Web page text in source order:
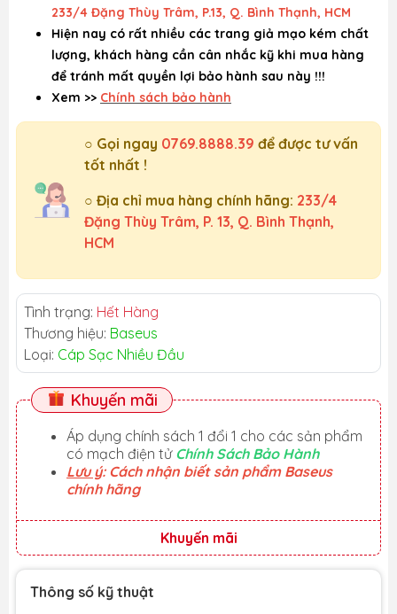
233/4 Đặng Thùy Trâm, P.13, Q. Bình Thạnh, HCM
Hiện nay có rất nhiều các trang giả mạo kém chất
lượng, khách hàng cần cân nhắc kỹ khi mua hàng
để tránh mất quyền lợi bảo hành sau này !!!
Xem >> Chính sách bảo hành
○ Gọi ngay 0769.8888.39 để được tư vấn
tốt nhất !
○ Địa chỉ mua hàng chính hãng: 233/4
Đặng Thùy Trâm, P. 13, Q. Bình Thạnh,
HCM
Tình trạng: Hết Hàng
Thương hiệu: Baseus
Loại: Cáp Sạc Nhiều Đầu
Khuyến mãi
Áp dụng chính sách 1 đổi 1 cho các sản phẩm
có mạch điện tử Chính Sách Bảo Hành
Lưu ý: Cách nhận biết sản phẩm Baseus
chính hãng
Khuyến mãi
Thông số kỹ thuật